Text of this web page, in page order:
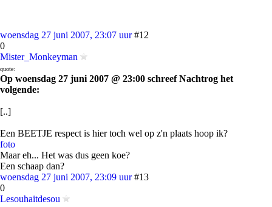
woensdag 27 juni 2007, 23:07 uur #12
0
Mister_Monkeyman
quote:
Op woensdag 27 juni 2007 @ 23:00 schreef Nachtrog het
volgende:
[..]
Een BEETJE respect is hier toch wel op z'n plaats hoop ik?
foto
Maar eh... Het was dus geen koe?
Een schaap dan?
woensdag 27 juni 2007, 23:09 uur #13
0
Lesouhaitdesou